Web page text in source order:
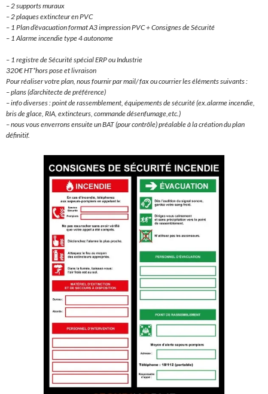
– 2 supports muraux
– 2 plaques extincteur en PVC
– 1 Plan d’évacuation format A3 impression PVC + Consignes de Sécurité
– 1 Alarme incendie type 4 autonome
– 1 registre de Sécurité spécial ERP ou Industrie
320€ HT*hors pose et livraison
Pour réaliser votre plan, nous fournir par mail/ fax ou courrier les éléments suivants :
– plans (d’architecte de préférence)
– info diverses : point de rassemblement, équipements de sécurité (ex.alarme incendie,
bris de glace, RIA, extincteurs, commande désenfumage,etc.)
– nous vous enverrons ensuite un BAT (pour contrôle) préalable à la création du plan
définitif.